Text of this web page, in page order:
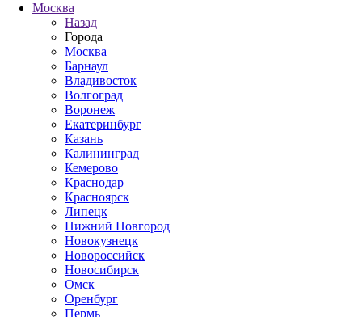
Москва
Назад
Города
Москва
Барнаул
Владивосток
Волгоград
Воронеж
Екатеринбург
Казань
Калининград
Кемерово
Краснодар
Красноярск
Липецк
Нижний Новгород
Новокузнецк
Новороссийск
Новосибирск
Омск
Оренбург
Пермь